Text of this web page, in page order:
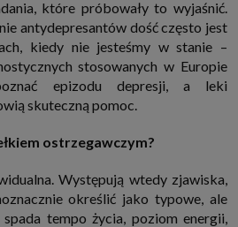
które próbowały to wyjaśnić.
antydepresantów dość często jest
kiedy nie jesteśmy w stanie –
stosowanych w Europie
epizodu depresji, a leki
skuteczną pomoc.
ostrzegawczym?
Występują wtedy zjawiska,
określić jako typowe, ale
tempo życia, poziom energii,